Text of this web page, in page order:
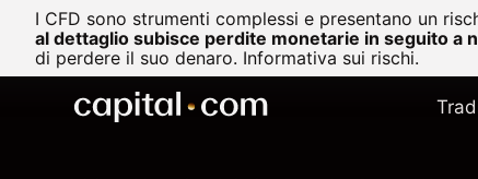
I CFD sono strumenti complessi e presentano un
al dettaglio subisce perdite monetarie in seguito a
di perdere il suo denaro. Informativa sui rischi.